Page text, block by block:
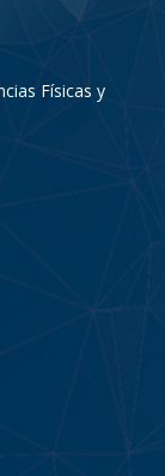
Físicas y